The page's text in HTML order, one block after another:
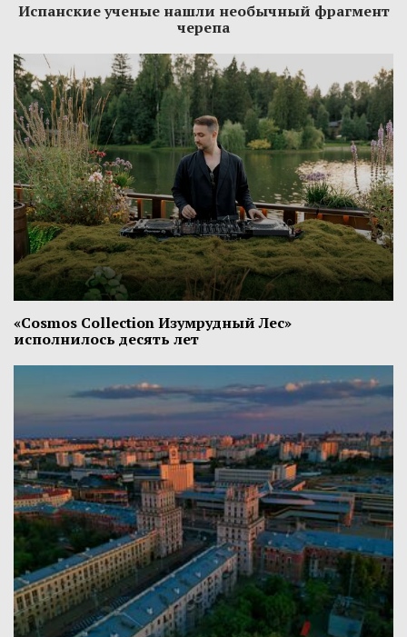
Испанские ученые нашли необычный фрагмент
черепа
«Cosmos Collection Изумрудный Лес»
исполнилось десять лет